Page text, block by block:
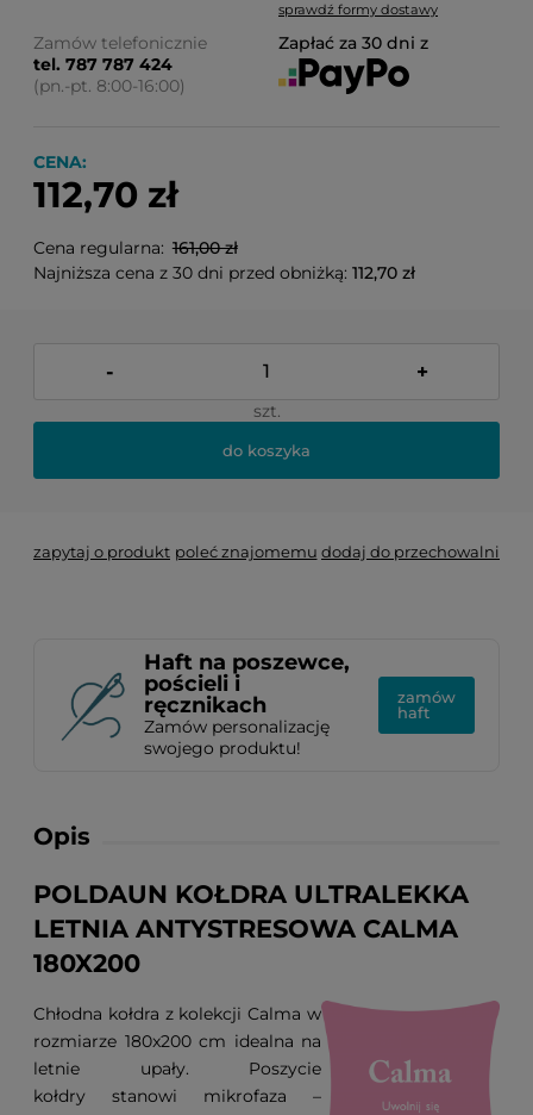
Cena nie zawiera ewentualnych kosztów płatności
sprawdź formy dostawy
Zamów telefonicznie
tel. 787 787 424
(pn.-pt. 8:00-16:00)
Zapłać za 30 dni z
CENA:
112,70 zł
Cena regularna: 161,00 zł
Najniższa cena z 30 dni przed obniżką: 112,70 zł
- +
szt.
do koszyka
zapytaj o produkt poleć znajomemu dodaj do przechowalni
Haft na poszewce,
pościeli i
ręcznikach
Zamów personalizację
swojego produktu!
zamów
haft
Opis
POLDAUN KOŁDRA ULTRALEKKA
LETNIA ANTYSTRESOWA CALMA
180X200
Chłodna kołdra z kolekcji Calma w
rozmiarze 180x200 cm idealna na
letnie upały. Poszycie
kołdry stanowi mikrofaza –